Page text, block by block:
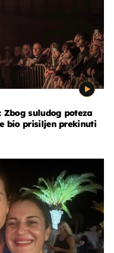
Zbog suludog poteza
bio prisiljen prekinuti